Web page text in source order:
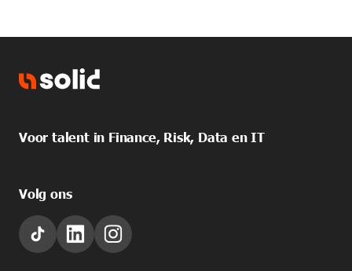
Voor talent in Finance, Risk, Data en IT
Volg ons